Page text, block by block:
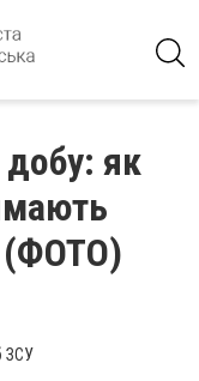
як
(ФОТО)
ЗСУ